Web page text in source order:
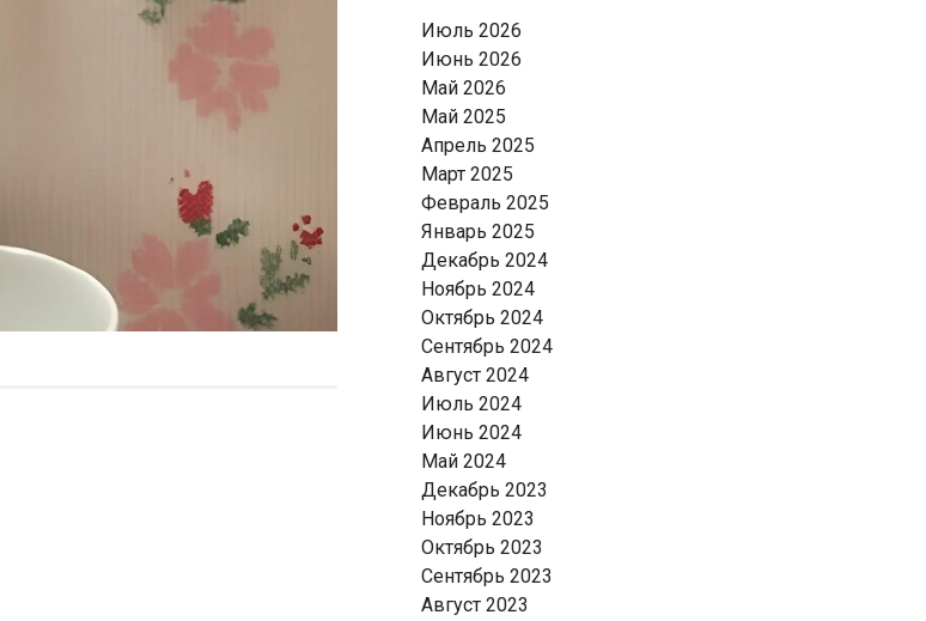
Июль 2026
Июнь 2026
Май 2026
Май 2025
Апрель 2025
Март 2025
Февраль 2025
Январь 2025
Декабрь 2024
Ноябрь 2024
Октябрь 2024
Сентябрь 2024
Август 2024
Июль 2024
Июнь 2024
Май 2024
Декабрь 2023
Ноябрь 2023
Октябрь 2023
Сентябрь 2023
Август 2023